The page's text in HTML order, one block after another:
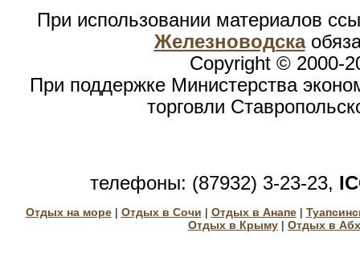
При использовании материалов
Железноводска
Copyright © 2000-
При поддержке Министерства
торговли
телефоны: (87932) 3-23-23,
Отдых на море| Отдых в Сочи | Отдых в Анапе|
Отдых в Крыму | Отдых в